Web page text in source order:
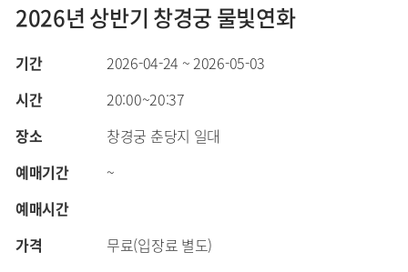
2026년 상반기 창경궁 물빛연화
기간
2026-04-24 ~ 2026-05-03
시간
20:00~20:37
장소
창경궁 춘당지 일대
예매기간
~
예매시간
가격
무료(입장료 별도)